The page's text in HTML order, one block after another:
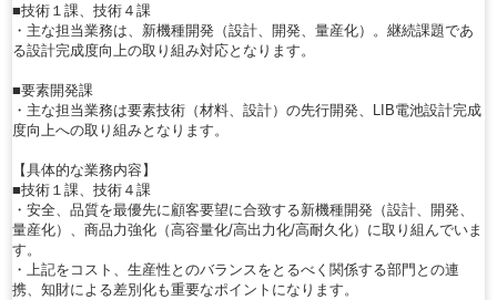
■技術１課、技術４課
・主な担当業務は、新機種開発（設計、開発、量産化）。継続課題であ
る設計完成度向上の取り組み対応となります。
■要素開発課
・主な担当業務は要素技術（材料、設計）の先行開発、LIB電池設計完成
度向上への取り組みとなります。
【具体的な業務内容】
■技術１課、技術４課
・安全、品質を最優先に顧客要望に合致する新機種開発（設計、開発、
量産化）、商品力強化（高容量化/高出力化/高耐久化）に取り組んでいま
す。
・上記をコスト、生産性とのバランスをとるべく関係する部門との連
携、知財による差別化も重要なポイントになります。